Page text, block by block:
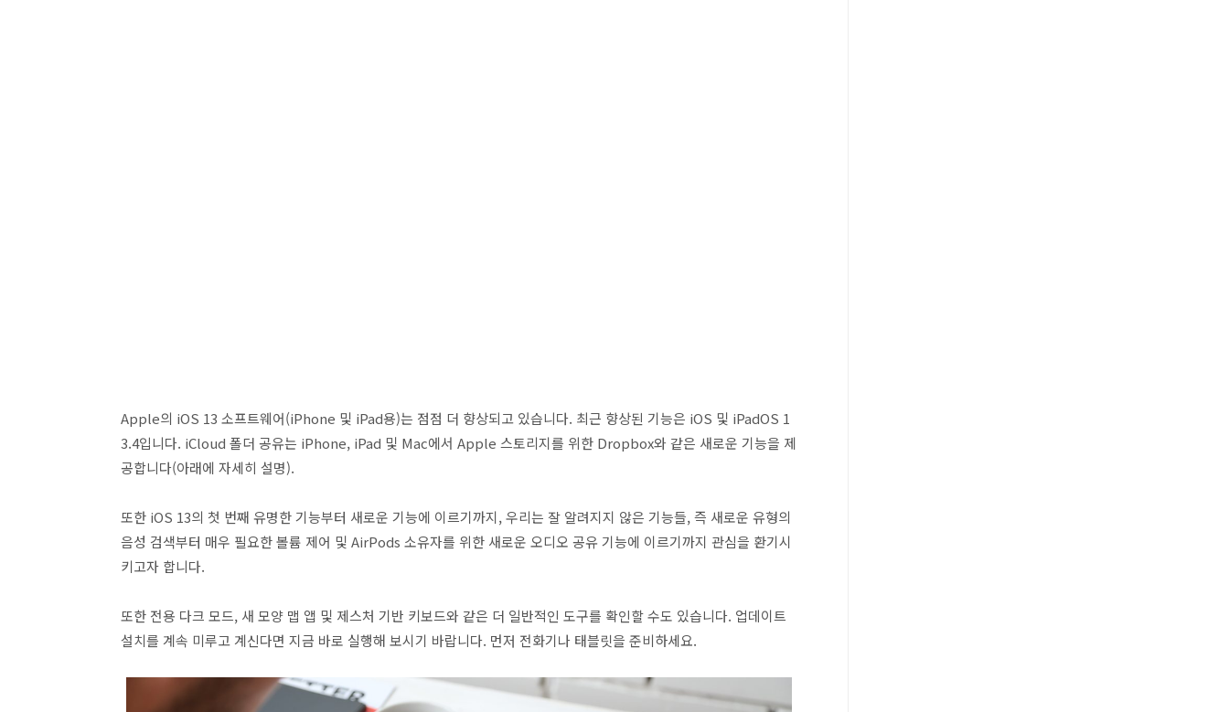
Apple의 iOS 13 소프트웨어(iPhone 및 iPad용)는 점점 더 향상되고 있습니다. 최근 향상된 기능은 iOS 및 iPadOS 1
3.4입니다. iCloud 폴더 공유는 iPhone, iPad 및 Mac에서 Apple 스토리지를 위한 Dropbox와 같은 새로운 기능을 제
공합니다(아래에 자세히 설명).
또한 iOS 13의 첫 번째 유명한 기능부터 새로운 기능에 이르기까지, 우리는 잘 알려지지 않은 기능들, 즉 새로운 유형의
음성 검색부터 매우 필요한 볼륨 제어 및 AirPods 소유자를 위한 새로운 오디오 공유 기능에 이르기까지 관심을 환기시
키고자 합니다.
또한 전용 다크 모드, 새 모양 맵 앱 및 제스처 기반 키보드와 같은 더 일반적인 도구를 확인할 수도 있습니다. 업데이트
설치를 계속 미루고 계신다면 지금 바로 실행해 보시기 바랍니다. 먼저 전화기나 태블릿을 준비하세요.